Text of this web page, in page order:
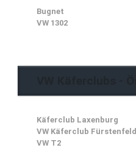
Bugnet
VW 1302
Käferclub Laxenburg
VW Käferclub Fürstenfeld
VW T2